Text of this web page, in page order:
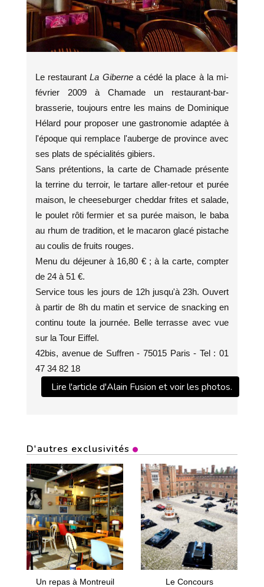
Le restaurantLa Giberne a cédé la place à la mi-
février 2009 à Chamade un restaurant-bar-
brasserie, toujours entre les mains de Dominique
Hélard pour proposer une gastronomie adaptée à
l'époque qui remplace l'auberge de province avec
ses plats de spécialités gibiers.
Sans prétentions, la carte de Chamade présente
la terrine du terroir, le tartare aller-retour et purée
maison, le cheeseburger cheddar frites et salade,
le poulet rôti fermier et sa purée maison, le baba
au rhum de tradition, et le macaron glacé pistache
au coulis de fruits rouges.
Menu du déjeuner à 16,80 € ; à la carte, compter
de 24 à 51 €.
Service tous les jours de 12h jusqu'à 23h. Ouvert
à partir de 8h du matin et service de snacking en
continu toute la journée. Belle terrasse avec vue
sur la Tour Eiffel.
42bis, avenue de Suffren - 75015 Paris - Tel : 01
47 34 82 18
Lire l'article d'Alain Fusion et voir les photos.
D'autres exclusivités
Un repas à Montreuil
Le Concours